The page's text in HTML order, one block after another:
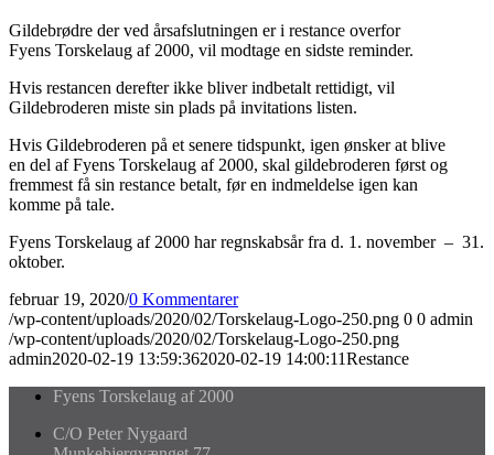
Gildebrødre der ved årsafslutningen er i restance overfor
Fyens Torskelaug af 2000, vil modtage en sidste reminder.
Hvis restancen derefter ikke bliver indbetalt rettidigt, vil
Gildebroderen miste sin plads på invitations listen.
Hvis Gildebroderen på et senere tidspunkt, igen ønsker at blive
en del af Fyens Torskelaug af 2000, skal gildebroderen først og
fremmest få sin restance betalt, før en indmeldelse igen kan
komme på tale.
Fyens Torskelaug af 2000 har regnskabsår fra d. 1. november – 31.
oktober.
februar 19, 2020/0 Kommentarer
/wp-content/uploads/2020/02/Torskelaug-Logo-250.png 0 0 admin
/wp-content/uploads/2020/02/Torskelaug-Logo-250.png
admin2020-02-19 13:59:362020-02-19 14:00:11Restance
Fyens Torskelaug af 2000
C/O Peter Nygaard